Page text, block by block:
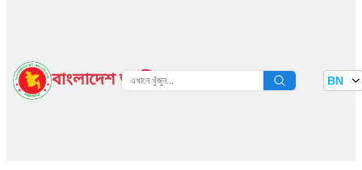
বাংলাদেশ জাতীয় তথ্য বাতায়ন BN